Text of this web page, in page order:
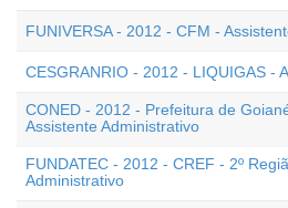
FUNIVERSA - 2012 - CFM -
CESGRANRIO - 2012 - LIQUIGAS -
CONED - 2012 - Prefeitura de
Assistente Administrativo
FUNDATEC - 2012 - CREF - 2º
Administrativo